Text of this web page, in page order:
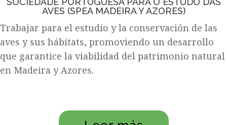
AVES (SPEA MADEIRA Y AZORES)
Trabajar para el estudio y la conservación de las
aves y sus hábitats, promoviendo un desarrollo
que garantice la viabilidad del patrimonio natural
en Madeira y Azores.